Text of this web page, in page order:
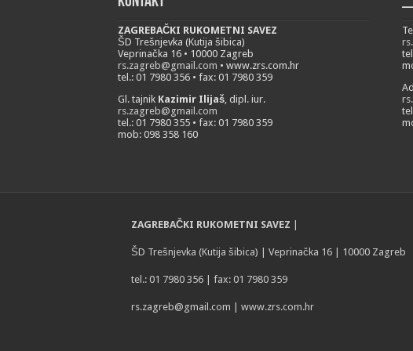
ZAGREBAČKI RUKOMETNI SAVEZ
ŠD Trešnjevka (Kutija šibica)
Veprinačka 16 • 10000 Zagreb
rs.zagreb@gmail.com • www.zrs.com.hr
tel.: 01 7980 356 • fax: 01 7980 359
Gl. tajnik Kazimir Ilijaš, dipl. iur.
rs.zagreb@gmail.com
tel.: 01 7980 355 • fax: 01 7980 359
mob: 098 358 160
ZAGREBAČKI RUKOMETNI SAVEZ
ŠD Trešnjevka (Kutija šibica) | Veprinačka 16 | 10000 Zagreb
tel.: 01 7980 356 | fax: 01 7980 359
rs.zagreb@gmail.com | www.zrs.com.hr